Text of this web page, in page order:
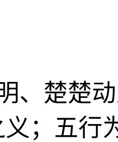
、楚楚
；五行